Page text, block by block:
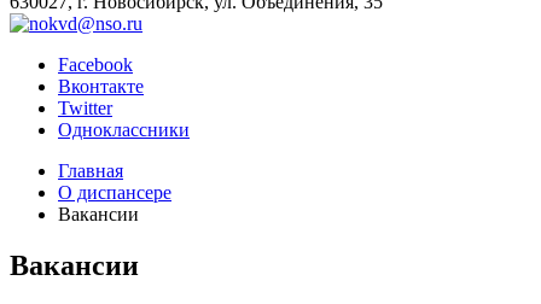
Facebook
Вконтакте
Twitter
Одноклассники
Главная
О диспансере
Вакансии
Вакансии